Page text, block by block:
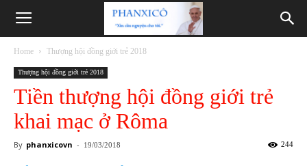
Phanxicô
Home Thượng hội đồng giới trẻ 2018
Thượng hội đồng giới trẻ 2018
Tiền thượng hội đồng giới trẻ
khai mạc ở Rôma
By phanxicovn - 19/03/2018 244